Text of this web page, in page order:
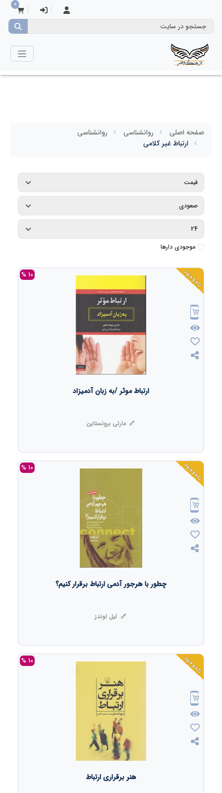
0
صفحه اصلی روانشناسی
روانشناسی
ارتباط غیر کلامی
موجودی دارها
ناموجود 10 %
ارتباط موثر /به زبان آدمیزاد
مارتی برونستاین
ناموجود 10 %
چطور با هرجور آدمی ارتباط برقرار کنیم؟
لیل لوندز
ناموجود 10 %
هنر برقراری ارتباط